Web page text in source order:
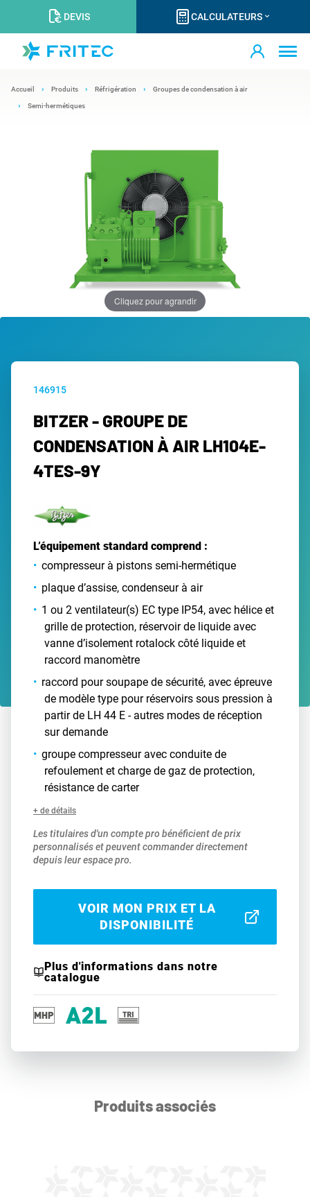
DEVIS CALCULATEURS
Accueil Produits Réfrigération Groupes de condensation à air
Semi-hermétiques
Cliquez pour agrandir
146915
BITZER - GROUPE DE
CONDENSATION À AIR LH104E-
4TES-9Y
L’équipement standard comprend :
compresseur à pistons semi-hermétique
plaque d’assise, condenseur à air
1 ou 2 ventilateur(s) EC type IP54, avec hélice et
grille de protection, réservoir de liquide avec
vanne d’isolement rotalock côté liquide et
raccord manomètre
raccord pour soupape de sécurité, avec épreuve
de modèle type pour réservoirs sous pression à
partir de LH 44 E - autres modes de réception
sur demande
groupe compresseur avec conduite de
refoulement et charge de gaz de protection,
résistance de carter
+ de détails
Les titulaires d'un compte pro bénéficient de prix
personnalisés et peuvent commander directement
depuis leur espace pro.
VOIR MON PRIX ET LA
DISPONIBILITÉ
Plus d'informations dans notre
catalogue
Produits associés